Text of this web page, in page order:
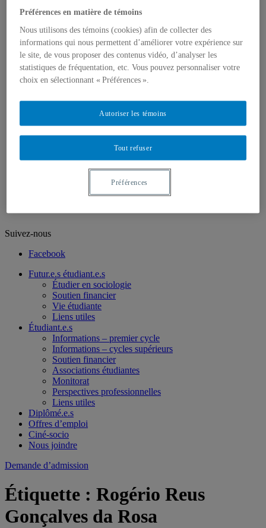
Chargé.e.s de cours
1er cycle
2e cycle
3e cycle
Recherche
Laboratoire de méthodologie de recherche en
Sociologie
Champs d’intérêts et d’expertises
Publications
La revue Sessions sociologiques
Cahiers SOCIÉTÉ
VertigO – La revue électronique en sciences de
l’environnement
Suivez-nous
Facebook
Futur.e.s étudiant.e.s
Étudier en sociologie
Soutien financier
Vie étudiante
Liens utiles
Étudiant.e.s
Informations – premier cycle
Informations – cycles supérieurs
Soutien financier
Associations étudiantes
Monitorat
Perspectives professionnelles
Liens utiles
Diplômé.e.s
Offres d’emploi
Ciné-socio
Nous joindre
Demande d’admission
Étiquette : Rogério Reus
Gonçalves da Rosa
Préférences en matière de témoins
Nous utilisons des témoins (cookies) afin de collecter des
informations qui nous permettent d’améliorer votre expérience sur
le site, de vous proposer des contenus vidéo, d’analyser les
statistiques de fréquentation, etc. Vous pouvez personnaliser votre
choix en sélectionnant « Préférences ».
Tout refuser
Autoriser les témoins
Préférences